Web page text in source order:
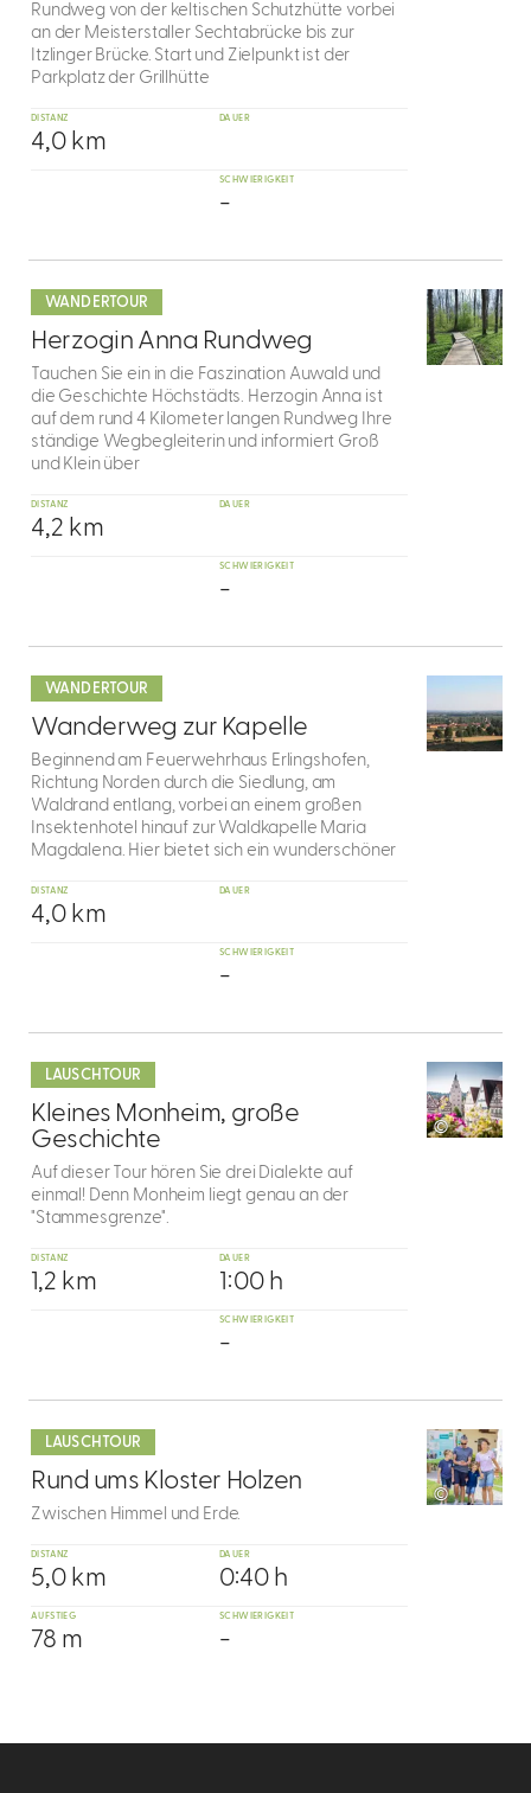
Rundweg von der keltischen Schutzhütte vorbei
an der Meisterstaller Sechtabrücke bis zur
Itzlinger Brücke. Start und Zielpunkt ist der
Parkplatz der Grillhütte
DISTANZ
4,0 km
DAUER
SCHWIERIGKEIT
-
WANDERTOUR
7
Herzogin Anna Rundweg
Tauchen Sie ein in die Faszination Auwald und
die Geschichte Höchstädts. Herzogin Anna ist
auf dem rund 4 Kilometer langen Rundweg Ihre
ständige Wegbegleiterin und informiert Groß
und Klein über
DISTANZ
4,2 km
DAUER
SCHWIERIGKEIT
-
dazu
WANDERTOUR
8
Wanderweg zur Kapelle
Beginnend am Feuerwehrhaus Erlingshofen,
Richtung Norden durch die Siedlung, am
Waldrand entlang, vorbei an einem großen
Insektenhotel hinauf zur Waldkapelle Maria
Magdalena. Hier bietet sich ein wunderschöner
DISTANZ
4,0 km
DAUER
SCHWIERIGKEIT
-
dazu
LAUSCHTOUR
9
Kleines Monheim, große
Geschichte
©
Auf dieser Tour hören Sie drei Dialekte auf
einmal! Denn Monheim liegt genau an der
"Stammesgrenze".
DISTANZ
1,2 km
DAUER
1:00 h
SCHWIERIGKEIT
-
dazu
LAUSCHTOUR
10
Rund ums Kloster Holzen
©
Zwischen Himmel und Erde.
DISTANZ
5,0 km
DAUER
0:40 h
AUFSTIEG
78 m
SCHWIERIGKEIT
-
dazu